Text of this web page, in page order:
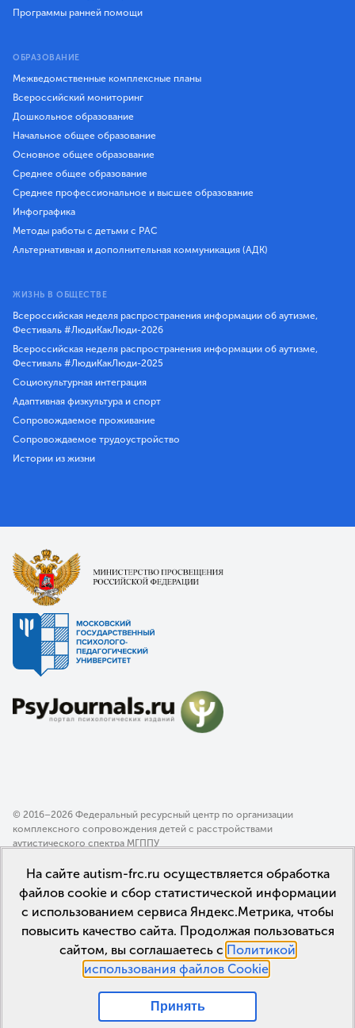
Программы ранней помощи
ОБРАЗОВАНИЕ
Межведомственные комплексные планы
Всероссийский мониторинг
Дошкольное образование
Начальное общее образование
Основное общее образование
Среднее общее образование
Среднее профессиональное и высшее образование
Инфографика
Методы работы с детьми с РАС
Альтернативная и дополнительная коммуникация (АДК)
ЖИЗНЬ В ОБЩЕСТВЕ
Всероссийская неделя распространения информации об аутизме,
Фестиваль #ЛюдиКакЛюди-2026
Всероссийская неделя распространения информации об аутизме,
Фестиваль #ЛюдиКакЛюди-2025
Социокультурная интеграция
Адаптивная физкультура и спорт
Сопровождаемое проживание
Сопровождаемое трудоустройство
Истории из жизни
© 2016–2026 Федеральный ресурсный центр по организации
комплексного сопровождения детей с расстройствами
аутистического спектра МГППУ
Политика конфиденциальности
Пользовательское соглашение
На сайте autism-frc.ru осуществляется обработка
файлов cookie и сбор статистической информации
с использованием сервиса Яндекс.Метрика, чтобы
повысить качество сайта. Продолжая пользоваться
сайтом, вы соглашаетесь с Политикой
использования файлов Cookie.
Принять